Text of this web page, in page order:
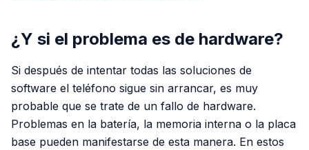
¿Y si el problema es de hardware?
Si después de intentar todas las soluciones de
software el teléfono sigue sin arrancar, es muy
probable que se trate de un fallo de hardware.
Problemas en la batería, la memoria interna o la placa
base pueden manifestarse de esta manera. En estos